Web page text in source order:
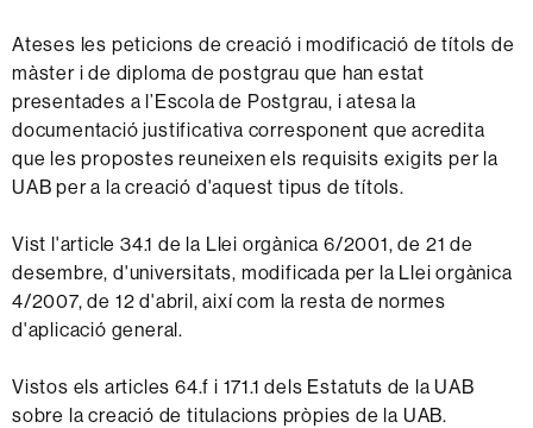
Ateses les peticions de creació i modificació de títols de
màster i de diploma de postgrau que han estat
presentades a l’Escola de Postgrau, i atesa la
documentació justificativa corresponent que acredita
que les propostes reuneixen els requisits exigits per la
UAB per a la creació d'aquest tipus de títols.
Vist l'article 34.1 de la Llei orgànica 6/2001, de 21 de
desembre, d'universitats, modificada per la Llei orgànica
4/2007, de 12 d'abril, així com la resta de normes
d'aplicació general.
Vistos els articles 64.f i 171.1 dels Estatuts de la UAB
sobre la creació de titulacions pròpies de la UAB.